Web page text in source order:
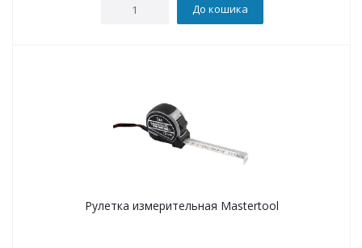
До кошика
Рулетка измерительная Mastertool